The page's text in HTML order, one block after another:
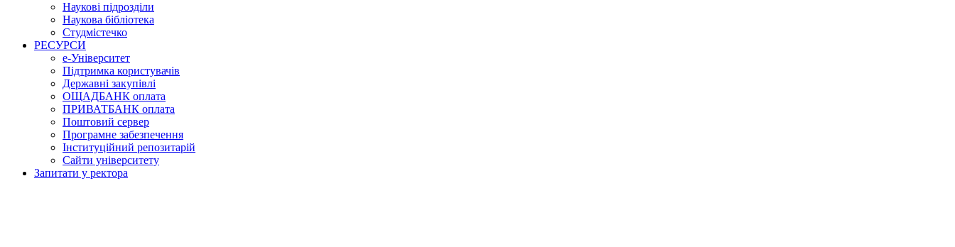
Наукові підрозділи
Наукова бібліотека
Студмістечко
РЕСУРСИ
е-Університет
Підтримка користувачів
Державні закупівлі
ОЩАДБАНК оплата
ПРИВАТБАНК оплата
Поштовий сервер
Програмне забезпечення
Інституційний репозитарій
Сайти університету
Запитати у ректора